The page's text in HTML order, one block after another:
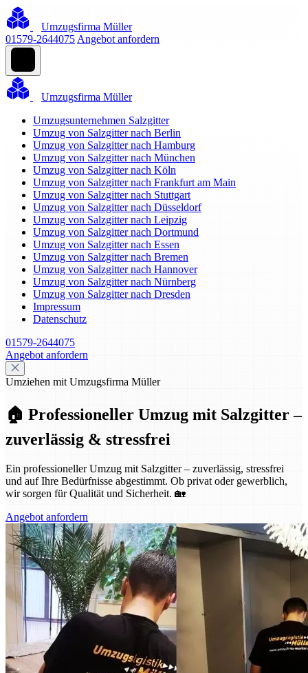
Umzugsfirma Müller
01579-2644075 Angebot anfordern
Umzugsfirma Müller
Umzugsunternehmen Salzgitter
Umzug von Salzgitter nach Berlin
Umzug von Salzgitter nach Hamburg
Umzug von Salzgitter nach München
Umzug von Salzgitter nach Köln
Umzug von Salzgitter nach Frankfurt am Main
Umzug von Salzgitter nach Stuttgart
Umzug von Salzgitter nach Düsseldorf
Umzug von Salzgitter nach Leipzig
Umzug von Salzgitter nach Dortmund
Umzug von Salzgitter nach Essen
Umzug von Salzgitter nach Bremen
Umzug von Salzgitter nach Hannover
Umzug von Salzgitter nach Nürnberg
Umzug von Salzgitter nach Dresden
Impressum
Datenschutz
01579-2644075
Angebot anfordern
Umziehen mit Umzugsfirma Müller
🏠 Professioneller Umzug mit Salzgitter –
zuverlässig & stressfrei
Ein professioneller Umzug mit Salzgitter – zuverlässig, stressfrei
und auf Ihre Bedürfnisse abgestimmt. Ob privat oder gewerblich,
wir sorgen für Qualität und Sicherheit. 🏡
Angebot anfordern